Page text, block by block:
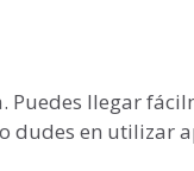
Puedes llegar
dudes en utilizar